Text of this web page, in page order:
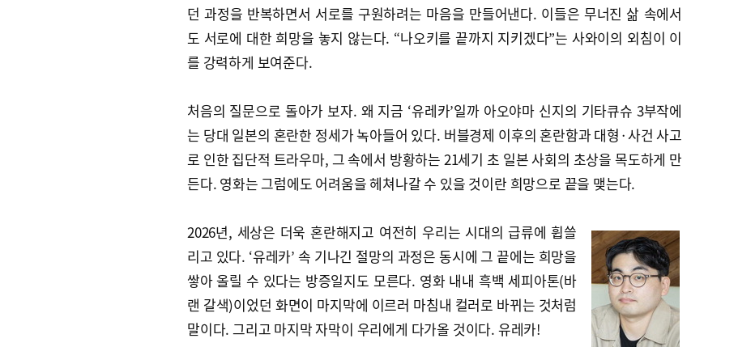
던 과정을 반복하면서 서로를 구원하려는 마음을 만들어낸다. 이들은 무너진 삶 속에서
도 서로에 대한 희망을 놓지 않는다. “나오키를 끝까지 지키겠다”는 사와이의 외침이 이
를 강력하게 보여준다.
처음의 질문으로 돌아가 보자. 왜 지금 ‘유레카’일까 아오야마 신지의 기타큐슈 3부작에
는 당대 일본의 혼란한 정세가 녹아들어 있다. 버블경제 이후의 혼란함과 대형·사건 사고
로 인한 집단적 트라우마, 그 속에서 방황하는 21세기 초 일본 사회의 초상을 목도하게 만
든다. 영화는 그럼에도 어려움을 헤쳐나갈 수 있을 것이란 희망으로 끝을 맺는다.
2026년, 세상은 더욱 혼란해지고 여전히 우리는 시대의 급류에 휩쓸
리고 있다. ‘유레카’ 속 기나긴 절망의 과정은 동시에 그 끝에는 희망을
쌓아 올릴 수 있다는 방증일지도 모른다. 영화 내내 흑백 세피아톤(바
랜 갈색)이었던 화면이 마지막에 이르러 마침내 컬러로 바뀌는 것처럼
말이다. 그리고 마지막 자막이 우리에게 다가올 것이다. 유레카!